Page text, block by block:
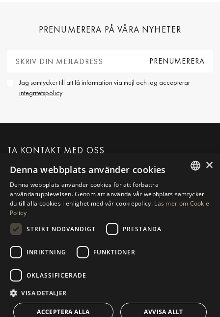
PRENUMERERA PÅ VÅRA NYHETER
Jag samtycker till att få information via mejl och jag accepterar
integritetspolicy
TA KONTAKT MED OSS
BEGÄR MER INFORMATION
MEDDELANDE TILL OSS
NAVIGERING
Fastigheter
Guider
Team
SAMLING
Frontline Beach
KONTAKT
ENGLISH
SPANISH
NORWEGIAN
×
Denna webbplats använder cookies
Denna webbplats använder cookies för att förbättra
användarupplevelsen. Genom att använda vår webbplats samtycker
du till alla cookies i enlighet med vår cookiepolicy. Läs mer om Cookie
Policy
STRIKT NÖDVÄNDIGT
PRESTANDA
INRIKTNING FUNKTIONER
OKLASSIFICERADE
VISA DETALJER
ACCEPTERA ALLA AVVISA ALLT